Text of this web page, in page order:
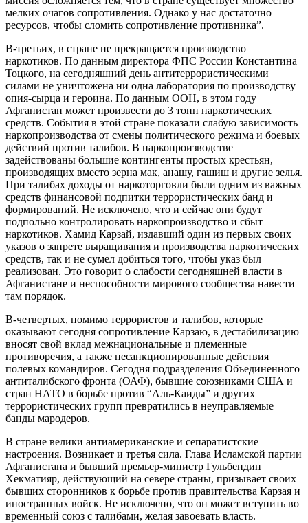
мелких очагов сопротивления. Однако у нас достаточно
ресурсов, чтобы сломить сопротивление противника”.
В-третьих, в стране не прекращается производство
наркотиков. По данным директора ФПС России Константина
Тоцкого, на сегодняшний день антитеррористическими
силами не уничтожена ни одна лаборатория по производству
опия-сырца и героина. По данным ООН, в этом году
Афганистан может произвести до 3 тонн наркотических
средств. События в этой стране показали слабую зависимость
наркопроизводства от смены политического режима и боевых
действий против талибов. В наркопроизводстве
задействованы большие контингенты простых крестьян,
производящих вместо зерна мак, анашу, гашиш и другие зелья.
При талибах доходы от наркоторговли были одним из важных
средств финансовой подпитки террористических банд и
формирований. Не исключено, что и сейчас они будут
подпольно контролировать наркопроизводство и сбыт
наркотиков. Хамид Карзай, издавший один из первых своих
указов о запрете выращивания и производства наркотических
средств, так и не сумел добиться того, чтобы указ был
реализован. Это говорит о слабости сегодняшней власти в
Афганистане и неспособности мирового сообщества навести
там порядок.
В-четвертых, помимо террористов и талибов, которые
оказывают сегодня сопротивление Карзаю, в дестабилизацию
вносят свой вклад межнациональные и племенные
противоречия, а также несанкционированные действия
полевых командиров. Сегодня подразделения Объединенного
антиталибского фронта (ОАФ), бывшие союзниками США и
стран НАТО в борьбе против “Аль-Каиды” и других
террористических групп превратились в неуправляемые
банды мародеров.
В стране велики антиамериканские и сепаратистские
настроения. Возникает и третья сила. Глава Исламской партии
Афганистана и бывший премьер-министр Гульбендин
Хекматияр, действующий на севере страны, призывает своих
бывших сторонников к борьбе против правительства Карзая и
иностранных войск. Не исключено, что он может вступить во
временный союз с талибами, желая завоевать власть.